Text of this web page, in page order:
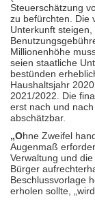
Steuerschätzung
zu befürchten. Die
Unterkunft
Millionenhöhe
seien staatliche
bestünden
Haushaltsjahr
2021/2022. Die
erst nach und
abschätzbar.
„Ohne Zweifel
Augenmaß
Verwaltung und
Bürger
Beschlussvorlage
erholen sollte,